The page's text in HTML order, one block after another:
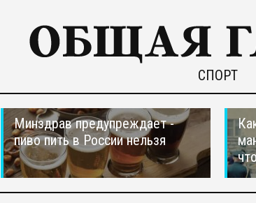
СПОРТ
Минздрав предупреждает -
пиво пить в России нельзя